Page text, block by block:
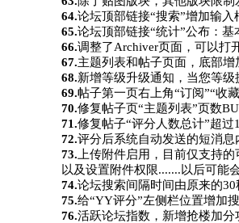
64.论坛顶部链接“搜索”增加输
65.论坛顶部链接“统计”公布：
66.调整了Archiver页面，可以打
67.主题列表和帖子页面，底部
68.新增等级升级通知，当您等
69.帖子第一页右上角“订阅”“收
70.修复帖子页“主题列表”页数
71.修复帖子“评分人数总计”超过
72.评分后系统自动发送的短消息
73. 上传附件启用，目前仅支持
以及设置附件权限.......以后可能
74.论坛搜索间隔时间由原来的30
75.给“YY评分”左侧栏位置增加
76.活跃论坛指数，新增抢楼加